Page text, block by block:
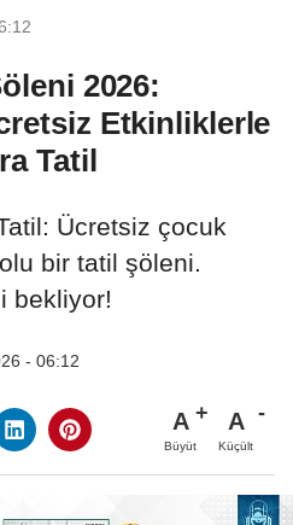
2026:
Etkinliklerle
Tatil
Ücretsiz çocuk
bir tatil şöleni.
bekliyor!
- 06:12
A
Büyüt
A
Küçült